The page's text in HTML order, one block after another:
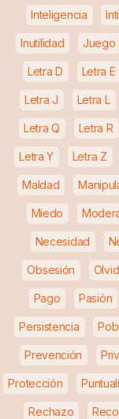
Inteligencia
Inutilidad Juego
Letra D Letra E
Letra J Letra L
Letra Q Letra R
Letra Y Letra Z
Maldad
Miedo
Necesidad
Obsesión
Pago Pasión
Persistencia
Prevención
Protección
Rechazo